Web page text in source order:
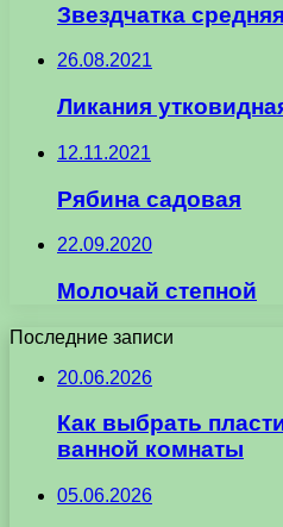
Звездчатка средняя
26.08.2021
Ликания
12.11.2021
Рябина садовая
22.09.2020
Молочай степной
Последние записи
20.06.2026
Как выбрать
ванной комнаты
05.06.2026